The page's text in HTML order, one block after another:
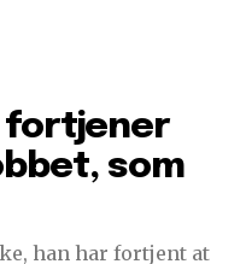
fortjener
som
han har fortjent at